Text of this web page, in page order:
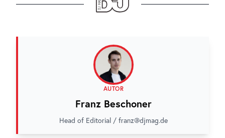
AUTOR
Franz Beschoner
Head of Editorial / franz@djmag.de